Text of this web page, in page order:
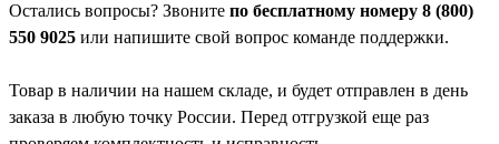
Остались вопросы? Звоните по бесплатному номеру 8 (800)
550 9025 или напишите свой вопрос команде поддержки.
Товар в наличии на нашем складе, и будет отправлен в день
заказа в любую точку России. Перед отгрузкой еще раз